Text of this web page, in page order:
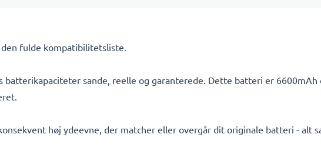
fulde kompatibilitetsliste.
sande, reelle og garanterede. Dette batteri er
høj ydeevne, der matcher eller overgår dit originale batteri - alt